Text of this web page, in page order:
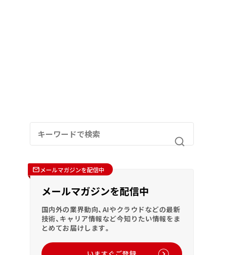
メールマガジンを配信中
メールマガジンを配信中
国内外の業界動向、AIやクラウドなどの最新
技術、キャリア情報など今知りたい情報をま
とめてお届けします。